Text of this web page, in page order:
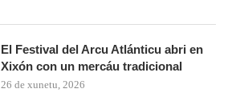
El Festival del Arcu Atlánticu abri en
Xixón con un mercáu tradicional
26 de xunetu, 2026